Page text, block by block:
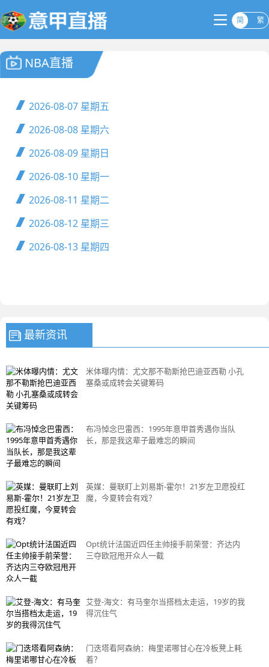
简 繁
NBA直播
2026-08-07 星期五
2026-08-08 星期六
2026-08-09 星期日
2026-08-10 星期一
2026-08-11 星期二
2026-08-12 星期三
2026-08-13 星期四
最新资讯
米体曝内情：尤文那不勒斯抢巴迪亚西勒 小孔
塞桑或成转会关键筹码
布冯悼念巴雷西：1995年意甲首秀遇你当队
长，那是我这辈子最难忘的瞬间
英媒：曼联盯上刘易斯-霍尔！21岁左卫愿投红
魔，今夏转会有戏？
Opt统计法国近四任主帅接手前荣誉：齐达内
三夺欧冠甩开众人一截
艾登-海文：有马奎尔当搭档太走运，19岁的我
得沉住气
门迭塔看阿森纳：梅里诺哪甘心在冷板凳上耗
着？